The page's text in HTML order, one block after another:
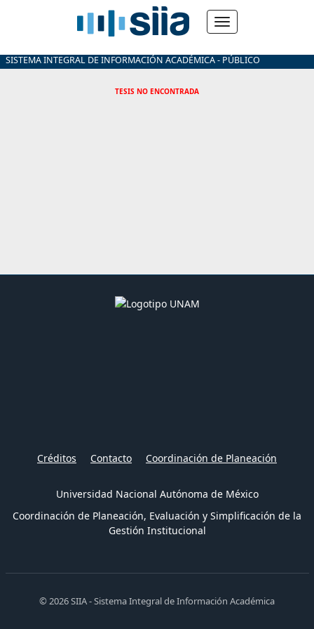
SISTEMA INTEGRAL DE INFORMACIÓN ACADÉMICA - PÚBLICO
TESIS NO ENCONTRADA
Créditos Contacto Coordinación de Planeación
Universidad Nacional Autónoma de México
Coordinación de Planeación, Evaluación y Simplificación de la
Gestión Institucional
© 2026 SIIA - Sistema Integral de Información Académica